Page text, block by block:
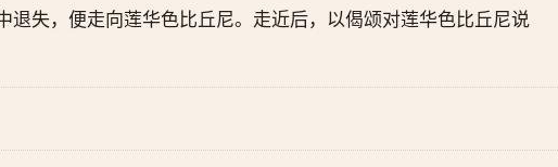
退失，便走向莲华色比丘尼。走近后，以偈颂对莲华色比丘尼说